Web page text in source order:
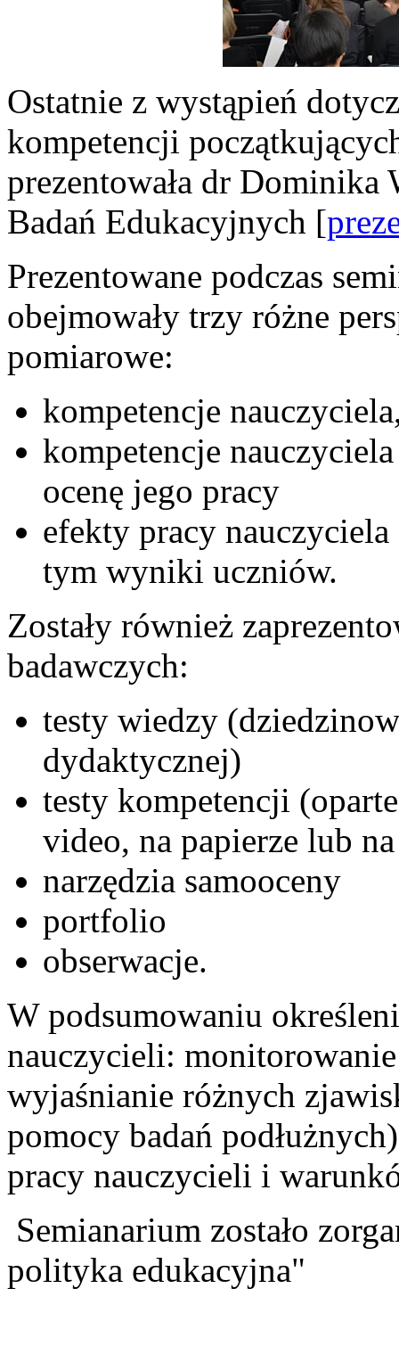
Ostatnie z wystąpień
kompetencji
prezentowała dr Dominika
Badań Edukacyjnych [
Prezentowane podczas
obejmowały trzy różne
pomiarowe:
kompetencje
kompetencje
ocenę jego pracy
efekty pracy
tym wyniki uczniów.
Zostały również
badawczych:
testy wiedzy
dydaktycznej)
testy kompetencji
video, na papierze lub
narzędzia samooceny
portfolio
obserwacje.
W podsumowaniu
nauczycieli:
wyjaśnianie różnych
pomocy badań
pracy nauczycieli i
Semianarium zostało
polityka edukacyjna"